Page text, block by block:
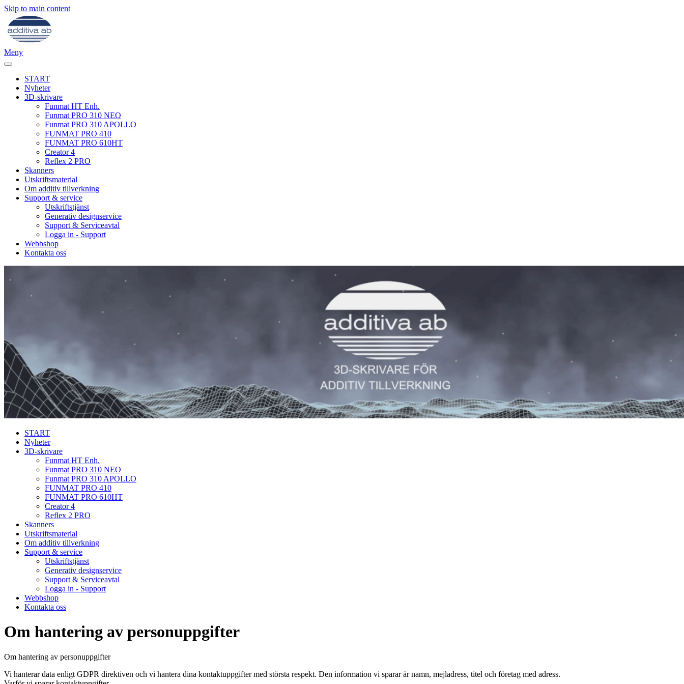
Skip to main content
Meny
START
Nyheter
3D-skrivare
Funmat HT Enh.
Funmat PRO 310 NEO
Funmat PRO 310 APOLLO
FUNMAT PRO 410
FUNMAT PRO 610HT
Creator 4
Reflex 2 PRO
Skanners
Utskriftsmaterial
Om additiv tillverkning
Support & service
Utskriftstjänst
Generativ designservice
Support & Serviceavtal
Logga in - Support
Webbshop
Kontakta oss
START
Nyheter
3D-skrivare
Funmat HT Enh.
Funmat PRO 310 NEO
Funmat PRO 310 APOLLO
FUNMAT PRO 410
FUNMAT PRO 610HT
Creator 4
Reflex 2 PRO
Skanners
Utskriftsmaterial
Om additiv tillverkning
Support & service
Utskriftstjänst
Generativ designservice
Support & Serviceavtal
Logga in - Support
Webbshop
Kontakta oss
Om hantering av personuppgifter
Om hantering av personuppgifter
Vi hanterar data enligt GDPR direktiven och vi hantera dina kontaktuppgifter med största respekt. Den information vi sparar är namn, mejladress, titel och företag med adress.